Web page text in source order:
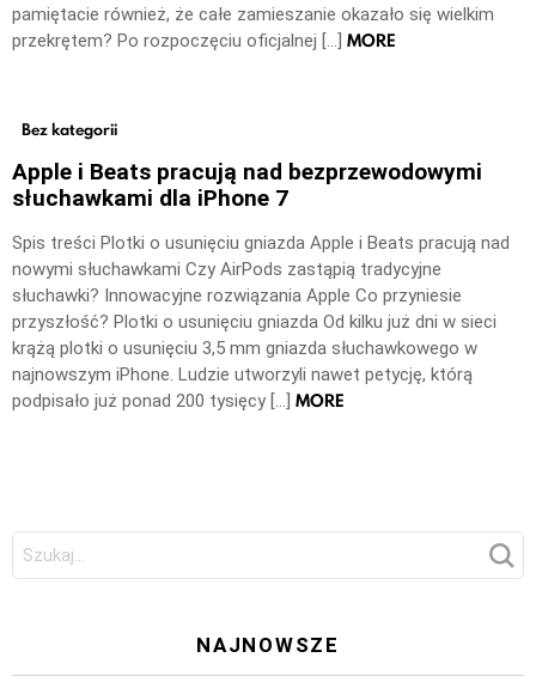
pamiętacie również, że całe zamieszanie okazało się wielkim
przekrętem? Po rozpoczęciu oficjalnej […] MORE
Bez kategorii
Apple i Beats pracują nad bezprzewodowymi
słuchawkami dla iPhone 7
Spis treści Plotki o usunięciu gniazda Apple i Beats pracują nad
nowymi słuchawkami Czy AirPods zastąpią tradycyjne
słuchawki? Innowacyjne rozwiązania Apple Co przyniesie
przyszłość? Plotki o usunięciu gniazda Od kilku już dni w sieci
krążą plotki o usunięciu 3,5 mm gniazda słuchawkowego w
najnowszym iPhone. Ludzie utworzyli nawet petycję, którą
podpisało już ponad 200 tysięcy […] MORE
Szukaj:
NAJNOWSZE